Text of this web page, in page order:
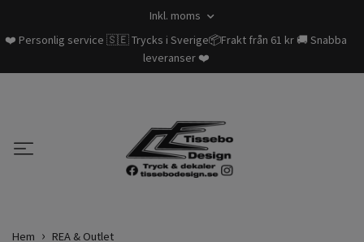
Inkl. moms
❤️ Personlig service 🇸🇪 Trycks i Sverige📦Frakt från 61 kr 🚚 Snabba
leveranser ❤️
Hem REA & Outlet